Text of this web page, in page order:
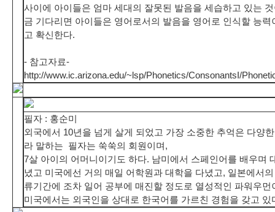
사이에 아이들은 엄마 세대의 잘못된 발음을 세습하고 있는
금 기다리면 아이들은 영어로서의 발음을 영어로 인식할 능력
고 확신한다.
- 참고자료-
http://www.ic.arizona.edu/~lsp/Phonetics/ConsonantsI/
필자 : 홍순미
외국에서 10년을 넘게 살게 되었고 가장 소중한 추억은 다양
라 말하는 필자는 쑥쑥의 회원이며,
7살 아이의 어머니이기도 하다. 남미에서 스페인어를 배우며
녔고 미국에선 거의 매일 어학원과 대학을 다녔고, 일본에서
류기간에 조차 일어 공부에 매진할 정도로 열성적인 파워우먼
미국에서는 외국인을 상대로 한국어를 가르친 경험을 갖고 있